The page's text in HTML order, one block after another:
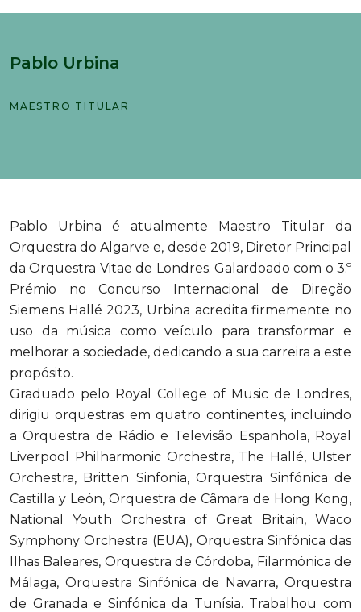
Pablo Urbina
MAESTRO TITULAR
Pablo Urbina é atualmente Maestro Titular da
Orquestra do Algarve e, desde 2019, Diretor Principal
da Orquestra Vitae de Londres. Galardoado com o 3.º
Prémio no Concurso Internacional de Direção
Siemens Hallé 2023, Urbina acredita firmemente no
uso da música como veículo para transformar e
melhorar a sociedade, dedicando a sua carreira a este
propósito.
Graduado pelo Royal College of Music de Londres,
dirigiu orquestras em quatro continentes, incluindo
a Orquestra de Rádio e Televisão Espanhola, Royal
Liverpool Philharmonic Orchestra, The Hallé, Ulster
Orchestra, Britten Sinfonia, Orquestra Sinfónica de
Castilla y León, Orquestra de Câmara de Hong Kong,
National Youth Orchestra of Great Britain, Waco
Symphony Orchestra (EUA), Orquestra Sinfónica das
Ilhas Baleares, Orquestra de Córdoba, Filarmónica de
Málaga, Orquestra Sinfónica de Navarra, Orquestra
de Granada e Sinfónica da Tunísia. Trabalhou com